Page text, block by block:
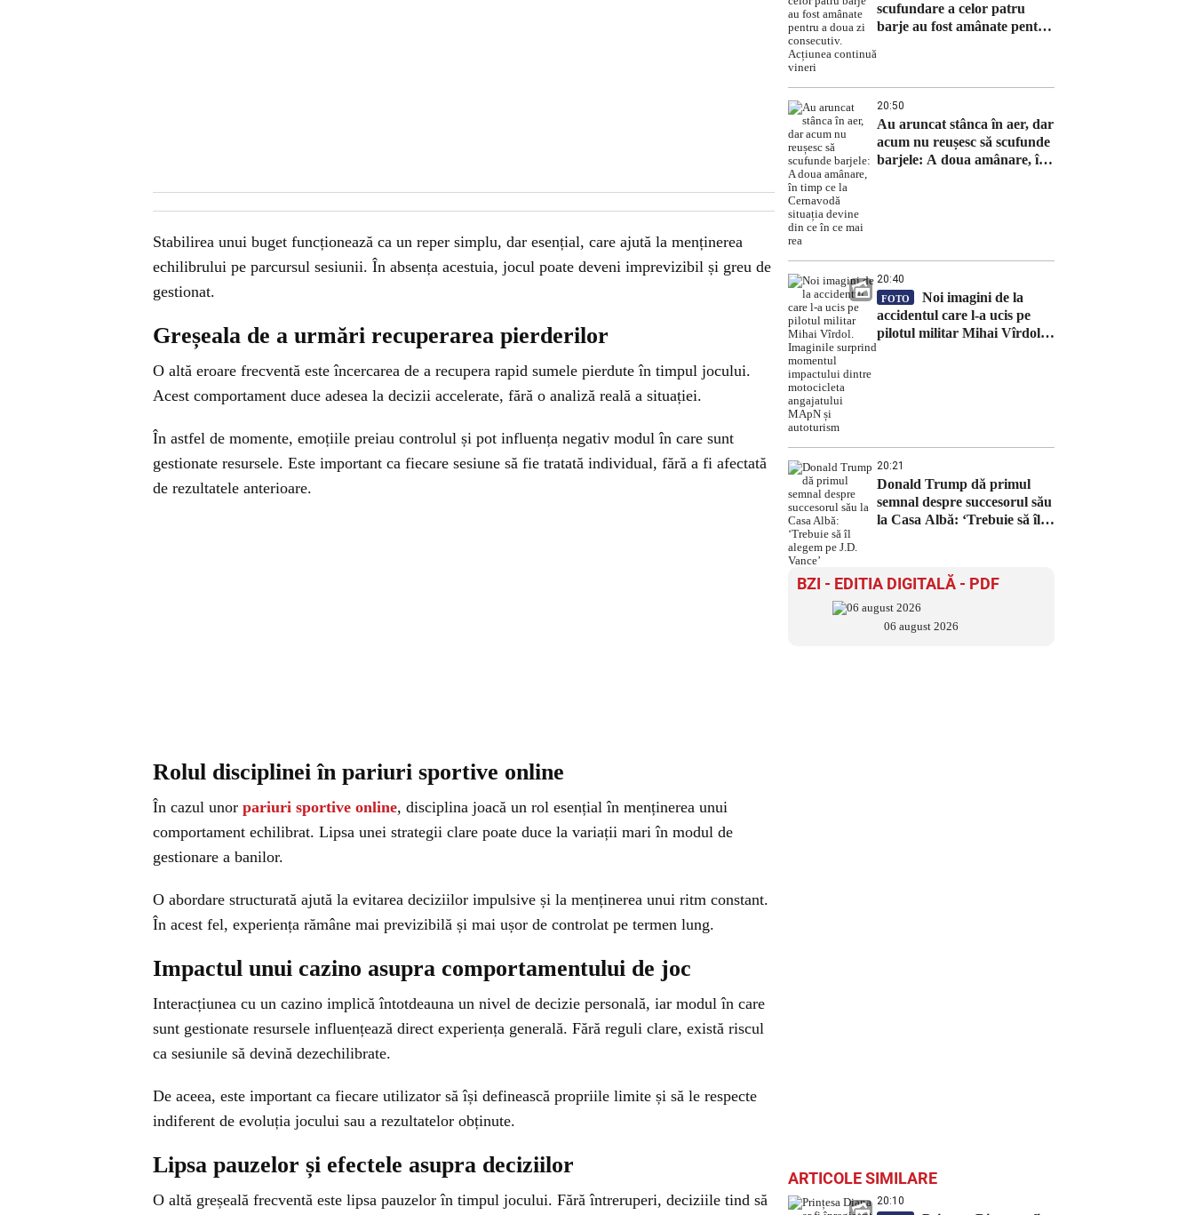
Stabilirea unui buget funcționează ca un reper simplu, dar esențial, care ajută la menținerea
echilibrului pe parcursul sesiunii. În absența acestuia, jocul poate deveni imprevizibil și greu de
gestionat.
Greșeala de a urmări recuperarea pierderilor
O altă eroare frecventă este încercarea de a recupera rapid sumele pierdute în timpul jocului.
Acest comportament duce adesea la decizii accelerate, fără o analiză reală a situației.
În astfel de momente, emoțiile preiau controlul și pot influența negativ modul în care sunt
gestionate resursele. Este important ca fiecare sesiune să fie tratată individual, fără a fi afectată
de rezultatele anterioare.
Rolul disciplinei în pariuri sportive online
În cazul unor pariuri sportive online, disciplina joacă un rol esențial în menținerea unui
comportament echilibrat. Lipsa unei strategii clare poate duce la variații mari în modul de
gestionare a banilor.
O abordare structurată ajută la evitarea deciziilor impulsive și la menținerea unui ritm constant.
În acest fel, experiența rămâne mai previzibilă și mai ușor de controlat pe termen lung.
Impactul unui cazino asupra comportamentului de joc
Interacțiunea cu un cazino implică întotdeauna un nivel de decizie personală, iar modul în care
sunt gestionate resursele influențează direct experiența generală. Fără reguli clare, există riscul
ca sesiunile să devină dezechilibrate.
De aceea, este important ca fiecare utilizator să își definească propriile limite și să le respecte
indiferent de evoluția jocului sau a rezultatelor obținute.
Lipsa pauzelor și efectele asupra deciziilor
O altă greșeală frecventă este lipsa pauzelor în timpul jocului. Fără întreruperi, deciziile tind să
scufundare a celor patru
barje au fost amânate pentru
20:50
Au aruncat stânca în aer, dar
acum nu reușesc să scufunde
barjele: A doua amânare, în
20:40
FOTO
Noi imagini de la
accidentul care l-a ucis pe
pilotul militar Mihai Vîrdol.
20:21
Donald Trump dă primul
semnal despre succesorul său
la Casa Albă: ‘Trebuie să îl
BZI - EDITIA DIGITALĂ - PDF
06 august 2026
ARTICOLE SIMILARE
20:10